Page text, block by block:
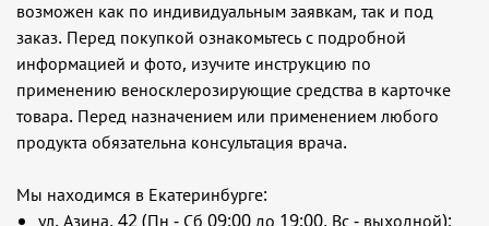
возможен как по индивидуальным заявкам, так и под
заказ. Перед покупкой ознакомьтесь с подробной
информацией и фото, изучите инструкцию по
применению веносклерозирующие средства в карточке
товара. Перед назначением или применением любого
продукта обязательна консультация врача.
Мы находимся в Екатеринбурге:
ул. Азина, 42 (Пн - Сб 09:00 до 19:00, Вс - выходной);